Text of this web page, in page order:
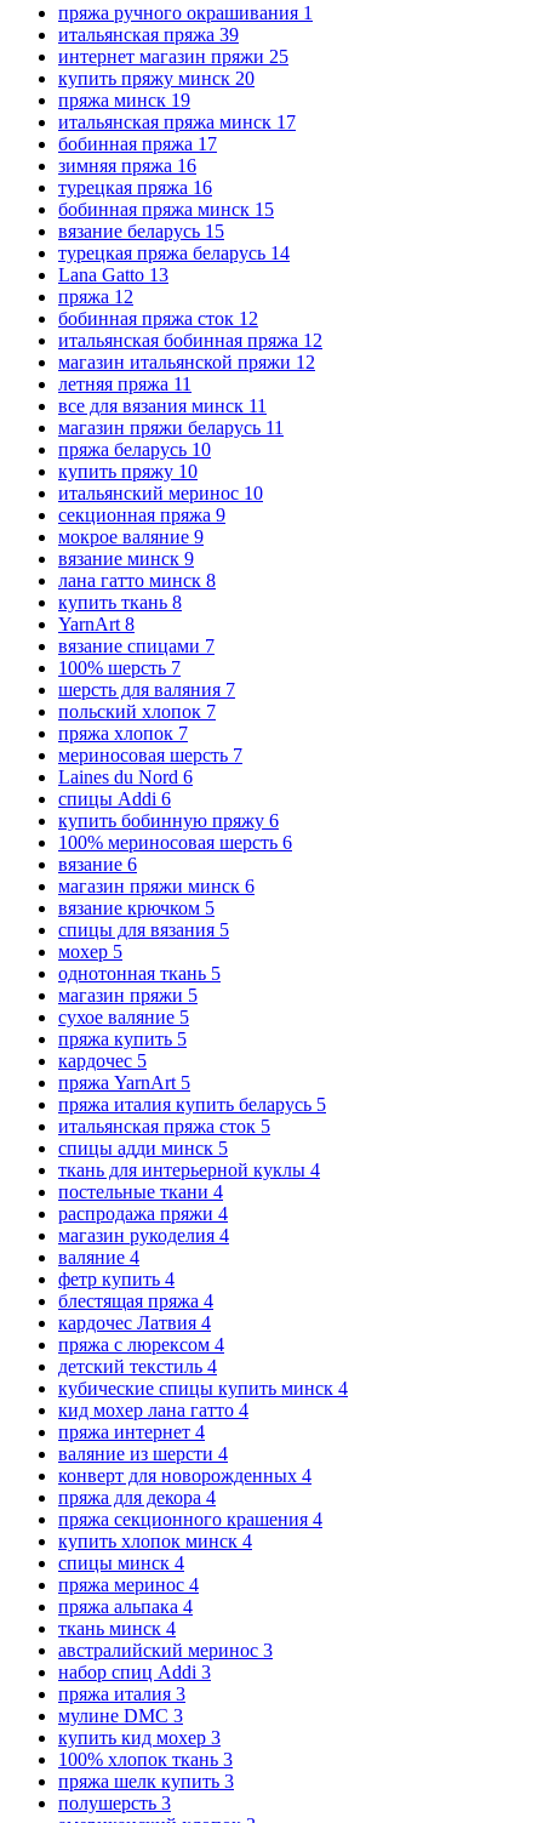
пряжа ручного окрашивания 1
итальянская пряжа 39
интернет магазин пряжи 25
купить пряжу минск 20
пряжа минск 19
итальянская пряжа минск 17
бобинная пряжа 17
зимняя пряжа 16
турецкая пряжа 16
бобинная пряжа минск 15
вязание беларусь 15
турецкая пряжа беларусь 14
Lana Gatto 13
пряжа 12
бобинная пряжа сток 12
итальянская бобинная пряжа 12
магазин итальянской пряжи 12
летняя пряжа 11
все для вязания минск 11
магазин пряжи беларусь 11
пряжа беларусь 10
купить пряжу 10
итальянский меринос 10
секционная пряжа 9
мокрое валяние 9
вязание минск 9
лана гатто минск 8
купить ткань 8
YarnArt 8
вязание спицами 7
100% шерсть 7
шерсть для валяния 7
польский хлопок 7
пряжа хлопок 7
мериносовая шерсть 7
Laines du Nord 6
спицы Addi 6
купить бобинную пряжу 6
100% мериносовая шерсть 6
вязание 6
магазин пряжи минск 6
вязание крючком 5
спицы для вязания 5
мохер 5
однотонная ткань 5
магазин пряжи 5
сухое валяние 5
пряжа купить 5
кардочес 5
пряжа YarnArt 5
пряжа италия купить беларусь 5
итальянская пряжа сток 5
спицы адди минск 5
ткань для интерьерной куклы 4
постельные ткани 4
распродажа пряжи 4
магазин рукоделия 4
валяние 4
фетр купить 4
блестящая пряжа 4
кардочес Латвия 4
пряжа с люрексом 4
детский текстиль 4
кубические спицы купить минск 4
кид мохер лана гатто 4
пряжа интернет 4
валяние из шерсти 4
конверт для новорожденных 4
пряжа для декора 4
пряжа секционного крашения 4
купить хлопок минск 4
спицы минск 4
пряжа меринос 4
пряжа альпака 4
ткань минск 4
австралийский меринос 3
набор спиц Addi 3
пряжа италия 3
мулине DMC 3
купить кид мохер 3
100% хлопок ткань 3
пряжа шелк купить 3
полушерсть 3